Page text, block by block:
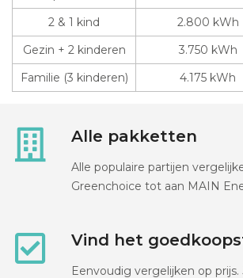
2 & 1 kind
2.800 kWh
Gezin + 2 kinderen
3.750 kWh
Familie (3 kinderen)
4.175 kWh
Alle pakketten
Alle populaire partijen
Greenchoice tot aan MAIN
Vind het
Eenvoudig vergelijken op prijs.